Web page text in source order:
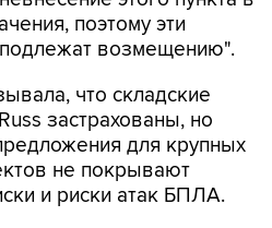
поэтому эти
возмещению".
что складские
застрахованы, но
для крупных
не покрывают
и риски атак БПЛА.